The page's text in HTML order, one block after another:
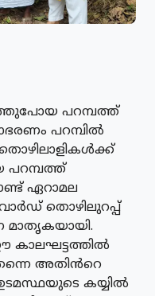
പറമ്പത്ത്
പറമ്പിൽ
പറമ്പത്ത്
ഏറാമല
തൊഴിലുറപ്പ്
മാതൃകയായി.
കാലഘട്ടത്തിൽ
അതിൻറെ
കയ്യിൽ